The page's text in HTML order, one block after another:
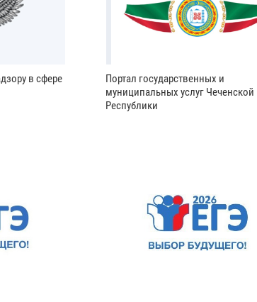
в сфере
Портал государственных и
муниципальных услуг Чеченской
Республики